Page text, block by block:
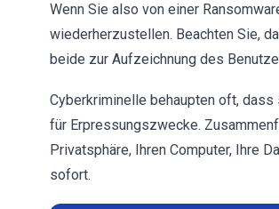
Wenn Sie also von einer
wiederherzustellen. Beachten Sie,
beide zur Aufzeichnung des
Cyberkriminelle behaupten oft,
für Erpressungszwecke.
Privatsphäre, Ihren Computer, Ihre
sofort.